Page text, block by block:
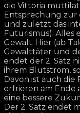
die Vittoria
Entsprechung zur
und zuletzt das
Futurismus). Alles
Gewalt. Hier (ab
Gewalttäter und
endet der 2. Satz
ihrem Blutstrom,
Davon ist auch die
erfrieren am
eine bessere
Der 2. Satz endet